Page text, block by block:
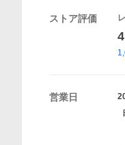
ストア評価
営業日